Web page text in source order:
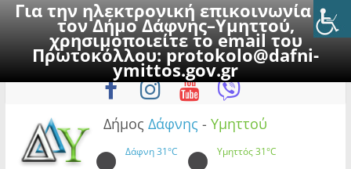
Για την ηλεκτρονική επικοινωνία με
τον Δήμο Δάφνης–Υμηττού,
χρησιμοποιείτε το email του
Πρωτοκόλλου:protokolo@dafni-
ymittos.gov.gr
to
Σάββατο, 8 Αυγούστου 2026
Δήμος Δάφνης - Υμηττού
Δάφνη31°C Υμηττός31°C